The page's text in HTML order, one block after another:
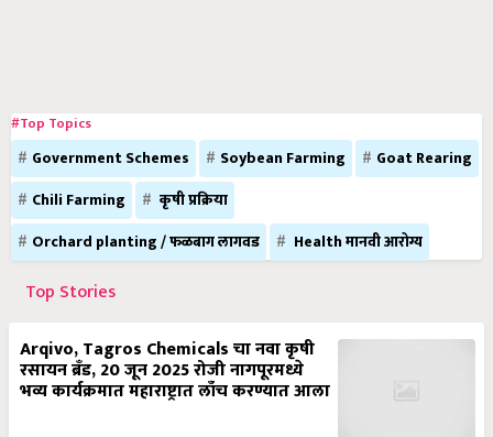
#Top Topics
Government Schemes Soybean Farming
Goat Rearing
Chili Farming
कृषी प्रक्रिया
Orchard planting / फळबाग लागवड
Health मानवी आरोग्य
Top Stories
Arqivo, Tagros Chemicals चा नवा कृषी
रसायन ब्रँड, 20 जून 2025 रोजी नागपूरमध्ये
भव्य कार्यक्रमात महाराष्ट्रात लाँच करण्यात आला